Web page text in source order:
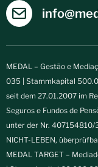
MEDAL – Gestão e
035 | Stammkapital
seit dem 27.01.2007 im
Seguros e Fundos de
unter der Nr. 407154810/
NICHT-LEBEN,
MEDAL TARGET –